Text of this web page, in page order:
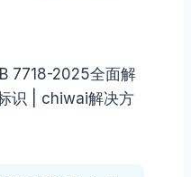
7718-2025全面解
识 | chiwai解决方